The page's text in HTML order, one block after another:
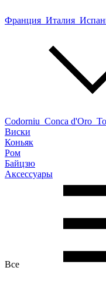
Франция Италия
Codorniu Conca d'Oro
Виски
Коньяк
Ром
Байцзю
Аксессуары
Все